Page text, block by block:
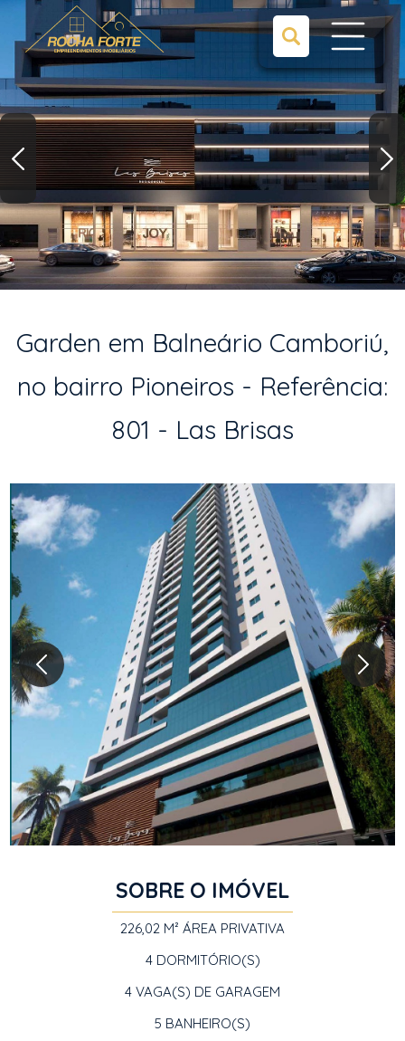
Garden em Balneário Camboriú,
no bairro Pioneiros - Referência:
801 - Las Brisas
SOBRE O IMÓVEL
226,02 M² ÁREA PRIVATIVA
4DORMITÓRIO(S)
4 VAGA(S) DE GARAGEM
5 BANHEIRO(S)